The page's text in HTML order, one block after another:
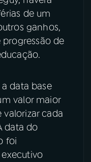
de um
ganhos,
de
data base
valor maior
cada
data do
foi